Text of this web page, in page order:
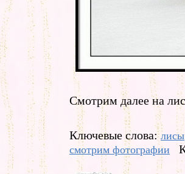
Смотрим далее на
Ключевые слова:лисы
смотрим фотографии